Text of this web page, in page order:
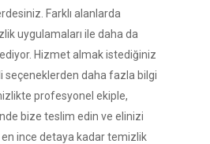
Farklı alanlarda
uygulamaları ile daha da
Hizmet almak istediğiniz
seçeneklerden daha fazla bilgi
profesyonel ekiple,
bize teslim edin ve elinizi
en ince detaya kadar temizlik